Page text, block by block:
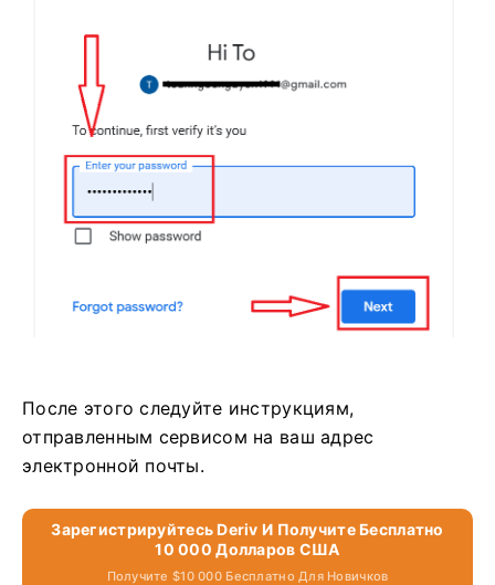
После этого следуйте инструкциям,
отправленным сервисом на ваш адрес
электронной почты.
Зарегистрируйтесь Deriv И Получите Бесплатно
10 000 Долларов США
Получите $10 000 Бесплатно Для Новичков